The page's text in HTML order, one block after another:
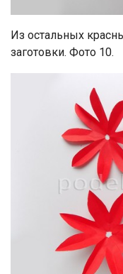
Из остальных
заготовки. Фото 10.